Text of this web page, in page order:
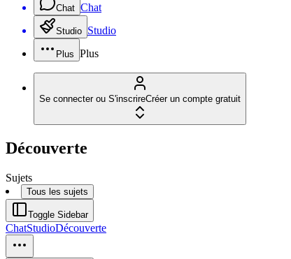
Chat Chat
Studio Studio
Plus Plus
Se connecter ou S'inscrireCréer un compte gratuit
Découverte
Sujets
Tous les sujets
Toggle Sidebar
ChatStudioDécouverte